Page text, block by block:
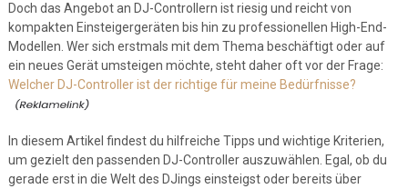
Doch das Angebot an DJ-Controllern ist riesig und reicht von
kompakten Einsteigergeräten bis hin zu professionellen High-End-
Modellen. Wer sich erstmals mit dem Thema beschäftigt oder auf
ein neues Gerät umsteigen möchte, steht daher oft vor der Frage:
Welcher DJ-Controller ist der richtige für meine Bedürfnisse?
In diesem Artikel findest du hilfreiche Tipps und wichtige Kriterien,
um gezielt den passenden DJ-Controller auszuwählen. Egal, ob du
gerade erst in die Welt des DJings einsteigst oder bereits über